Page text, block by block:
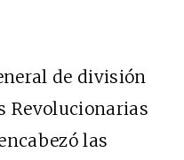
de división
Revolucionarias
las